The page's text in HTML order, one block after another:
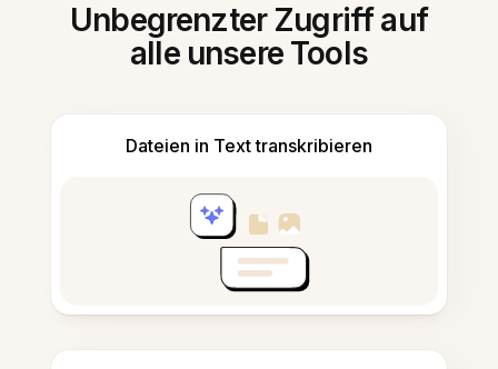
Unbegrenzter Zugriff auf
alle unsere Tools
Dateien in Text transkribieren